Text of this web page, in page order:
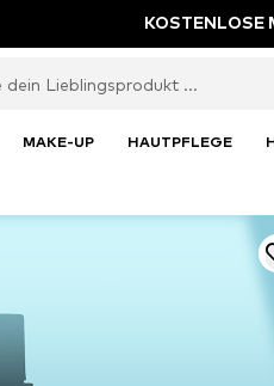
KOSTENLOSE
MAKE-UP HAUTPFLEGE